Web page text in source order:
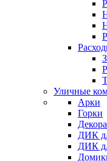
Уличные
Арки
Горки
ДИК
ДИК